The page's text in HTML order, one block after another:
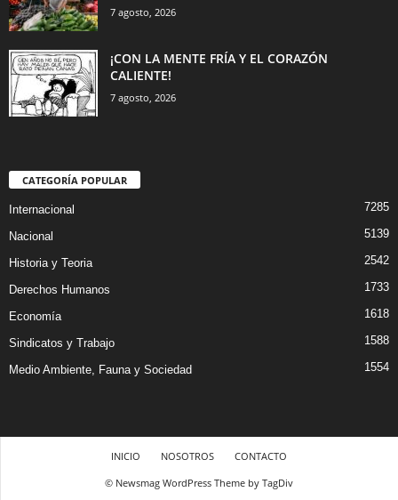
7 agosto, 2026
¡CON LA MENTE FRÍA Y EL CORAZÓN
CALIENTE!
7 agosto, 2026
CATEGORÍA POPULAR
Internacional 7285
Nacional 5139
Historia y Teoria 2542
Derechos Humanos 1733
Economía 1618
Sindicatos y Trabajo 1588
Medio Ambiente, Fauna y Sociedad 1554
INICIO NOSOTROS
CONTACTO
© Newsmag WordPress Theme by TagDiv